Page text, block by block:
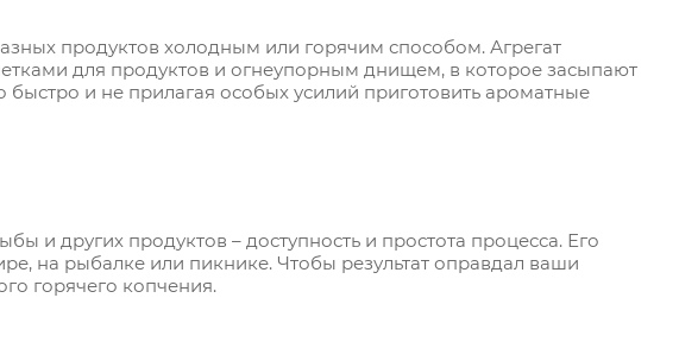
продуктов холодным или горячим способом. Агрегат
для продуктов и огнеупорным днищем, в которое засыпают
и не прилагая особых усилий приготовить ароматные
и других продуктов – доступность и простота процесса. Его
на рыбалке или пикнике. Чтобы результат оправдал ваши
горячего копчения.